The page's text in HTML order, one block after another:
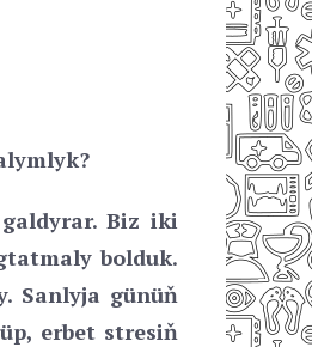
Biz iki
bolduk.
Sanlyja günüň
erbet stresiň